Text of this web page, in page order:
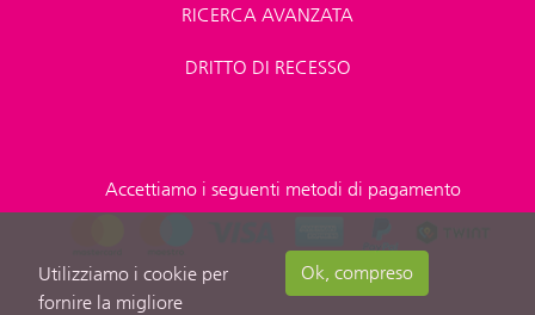
RICERCA AVANZATA
DRITTO DI RECESSO
Accettiamo i seguenti metodi di pagamento
Utilizziamo i cookie per
fornire la migliore
Ok, compreso